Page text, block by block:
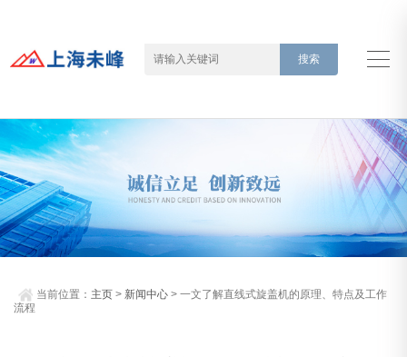
当前位置： 主页 > 新闻中心 > 一文了解直线式旋盖机的原理、特点及工作
流程